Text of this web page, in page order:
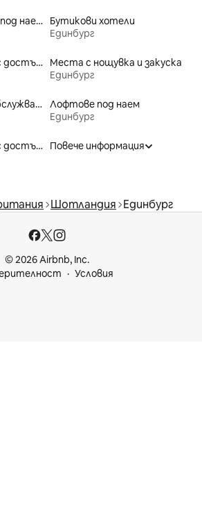
Ваканционни къщи под наем
Бутикови хотели
Единбург
Жилища под наем с достъп до езеро
Места с нощувка и закуска
Единбург
Апартаменти с обслужване под наем
Лофтове под наем
Единбург
Жилища под наем с достъп до плажа
Повече информация
Шотландия Единбург
© 2026 Airbnb, Inc.
Условия